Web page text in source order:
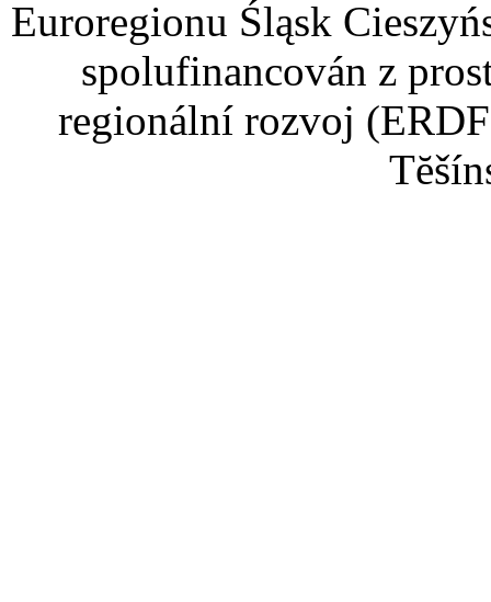
Euroregionu Śląsk
spolufinancován z
regionální rozvoj